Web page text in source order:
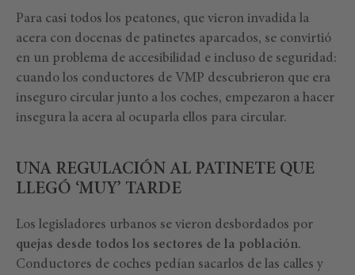
Para casi todos los peatones, que vieron invadida la
acera con docenas de patinetes aparcados, se convirtió
en un problema de accesibilidad e incluso de seguridad:
cuando los conductores de VMP descubrieron que era
inseguro circular junto a los coches, empezaron a hacer
insegura la acera al ocuparla ellos para circular.
UNA REGULACIÓN AL PATINETE QUE
LLEGÓ ‘MUY’ TARDE
Los legisladores urbanos se vieron desbordados por
quejas desde todos los sectores de la población.
Conductores de coches pedían sacarlos de las calles y